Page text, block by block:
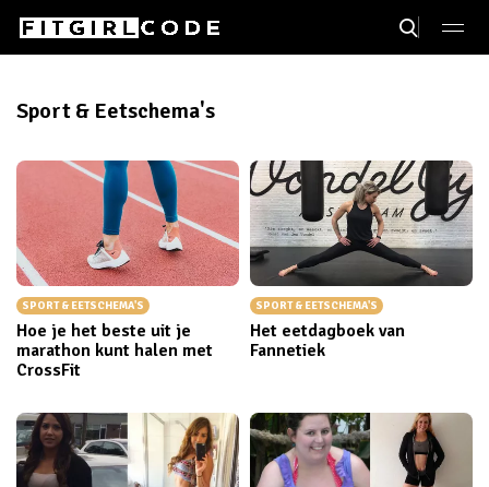
Sport & Eetschema's
SPORT & EETSCHEMA'S
Hoe je het beste uit je
marathon kunt halen met
CrossFit
SPORT & EETSCHEMA'S
Het eetdagboek van
Fannetiek